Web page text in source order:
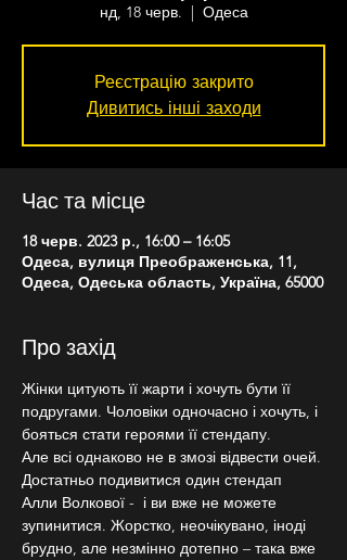
нд, 18 черв.
  |
Одеса
Реєстрацію закрито
Дивитись інші заходи
Час та місце
18 черв. 2023 р., 16:00 – 16:05
Одеса, вулиця Преображенська, 11,
Одеса, Одеська область, Україна, 65000
Про захід
Жінки цитують її жарти і хочуть бути її
подругами. Чоловіки одночасно і хочуть, і
бояться стати героями її стендапу.
Але всі однаково не в змозі відвести очей.
Достатньо подивитися один стендап
Алли Волкової -  і ви вже не можете
зупинитися. Жорстко, неочікувано, іноді
брудно, але незмінно дотепно – така вже